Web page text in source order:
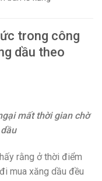
trong công
dầu theo
mất thời gian chờ
rằng ở thời điểm
mua xăng dầu đều